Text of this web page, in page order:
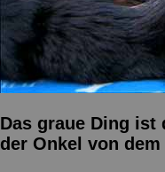
Das graue Ding ist
der Onkel von